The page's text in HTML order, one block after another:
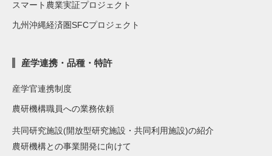
スマート農業実証プロジェクト
九州沖縄経済圏SFCプロジェクト
産学連携・品種・特許
産学官連携制度
農研機構職員への業務依頼
共同研究施設(開放型研究施設・共同利用施設)の紹介
農研機構との事業開発に向けて